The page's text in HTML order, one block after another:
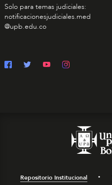
Solo para temas judiciales:
notificacionesjudiciales.med
@upb.edu.co
Repositorio Institucional